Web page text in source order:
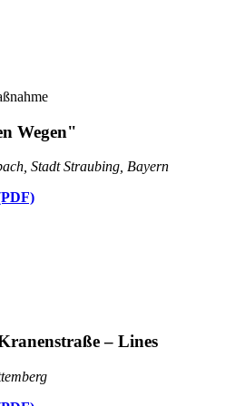
Wegen"
Stadt Straubing, Bayern
– Lines